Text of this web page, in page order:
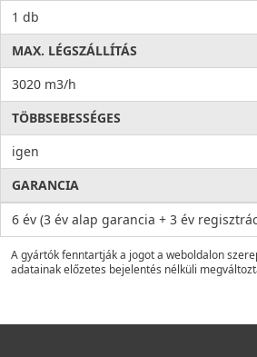
1 db
MAX. LÉGSZÁLLÍTÁS
3020 m3/h
TÖBBSEBESSÉGES
igen
GARANCIA
6 év (3 év alap garancia + 3 év
A gyártók fenntartják a jogot a weboldalon
adatainak előzetes bejelentés nélküli